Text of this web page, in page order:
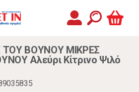
ΒΟΥΝΟΥ ΜΙΚΡΕΣ
Αλεύρι Κίτρινο Ψιλό